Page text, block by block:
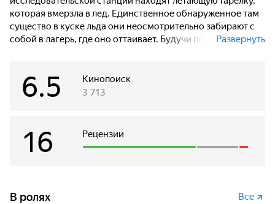
которая вмерзла в лед. Единственное обнаруженное там
существо в куске льда они неосмотрительно забирают с
собой в лагерь, где оно оттаивает. Будучи похожим на
потерянные конечности и крайне агрессивно настроен.
Понимая серьёзность положения, полярники пытаются
Развернуть
Кинопоиск
6.5 3 713
Рецензии
16
В ролях Все